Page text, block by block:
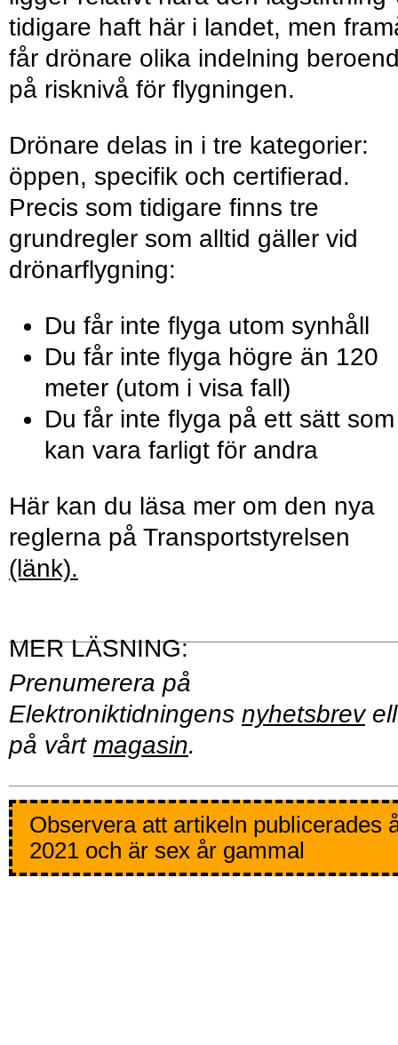
tidigare haft här i landet, men
får drönare olika indelning
på risknivå för flygningen.
Drönare delas in i tre kategorier:
öppen, specifik och certifierad.
Precis som tidigare finns tre
grundregler som alltid gäller vid
drönarflygning:
Du får inte flyga utom synhåll
Du får inte flyga högre än 120
meter (utom i visa fall)
Du får inte flyga på ett sätt som
kan vara farligt för andra
Här kan du läsa mer om den nya
reglerna på Transportstyrelsen
(länk).
Prenumerera på
Elektroniktidningens nyhetsbrev
på vårt magasin.
Observera att artikeln publicerades
2021 och är sex år gammal